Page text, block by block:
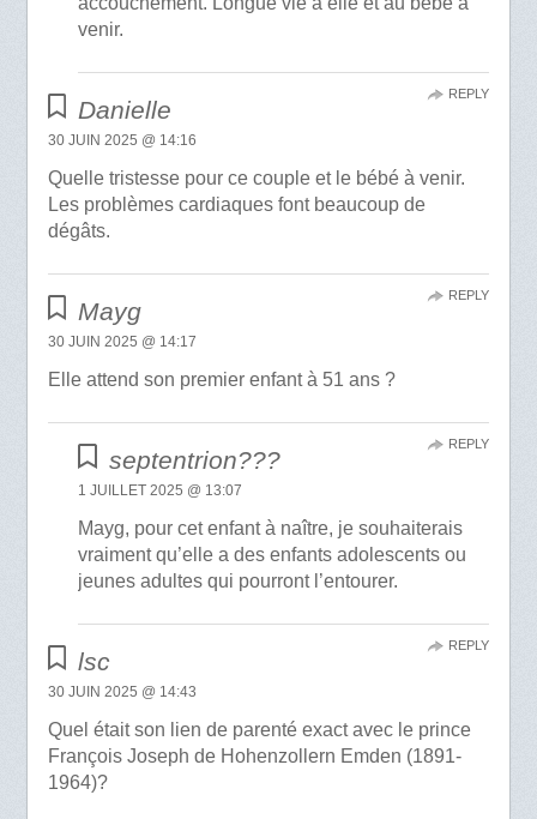
venir.
Danielle
30 JUIN 2025 @ 14:16
Quelle tristesse pour ce couple et le bébé à venir.
Les problèmes cardiaques font beaucoup de
dégâts.
REPLY
Mayg
30 JUIN 2025 @ 14:17
Elle attend son premier enfant à 51 ans ?
REPLY
septentrion???
1 JUILLET 2025 @ 13:07
Mayg, pour cet enfant à naître, je souhaiterais
vraiment qu’elle a des enfants adolescents ou
jeunes adultes qui pourront l’entourer.
REPLY
lsc
30 JUIN 2025 @ 14:43
Quel était son lien de parenté exact avec le prince
François Joseph de Hohenzollern Emden (1891-
1964)?
REPLY